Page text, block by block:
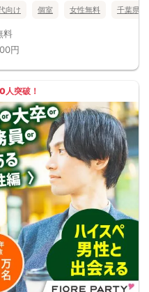
向け 個室 女性無料 千葉県
料
円
人突破！